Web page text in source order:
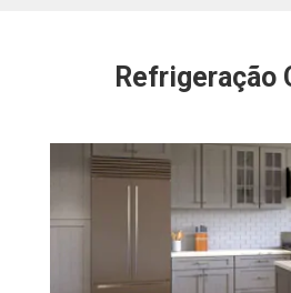
Refrigeração